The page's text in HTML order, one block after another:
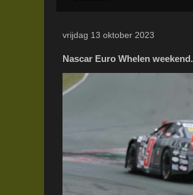
vrijdag 13 oktober 2023
Nascar Euro Whelen weekend.